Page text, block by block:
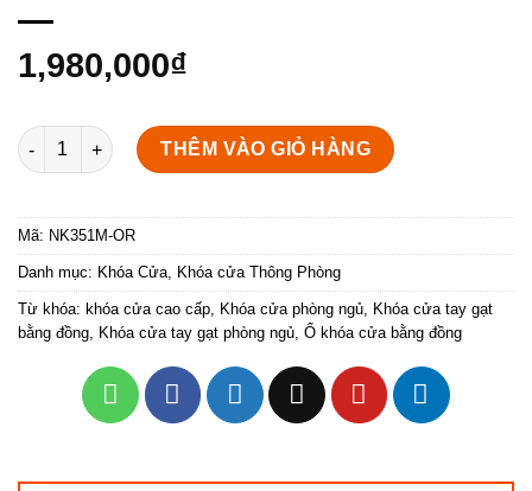
1,980,000₫
Khóa cửa phòng bằng đồng NK351M-OR số lượng
THÊM VÀO GIỎ HÀNG
Mã: NK351M-OR
Danh mục: Khóa Cửa, Khóa cửa Thông Phòng
Từ khóa: khóa cửa cao cấp, Khóa cửa phòng ngủ, Khóa cửa tay gạt
bằng đồng, Khóa cửa tay gạt phòng ngủ, Ổ khóa cửa bằng đồng